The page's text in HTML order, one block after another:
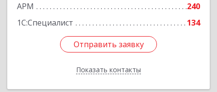
АРМ
240
1С:Специалист
134
Отправить заявку
Показать контакты
Отправить заявку
Назад